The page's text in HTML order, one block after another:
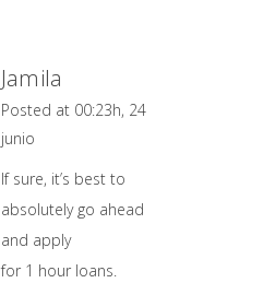
Jamila
Posted at 00:23h, 24
junio
If sure, it’s best to
absolutely go ahead
and apply
for 1 hour loans.